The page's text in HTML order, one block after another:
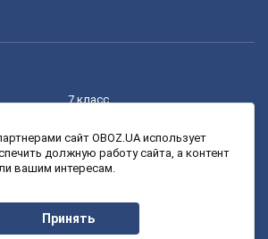
7 класс
9 класс
сайт OBOZ.UA использует
должную работу сайта, а контент
вашим интересам.
Принять